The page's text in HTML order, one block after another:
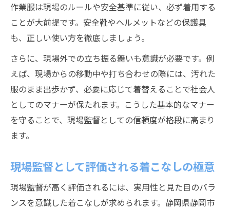
作業服は現場のルールや安全基準に従い、必ず着用する
ことが大前提です。安全靴やヘルメットなどの保護具
も、正しい使い方を徹底しましょう。
さらに、現場外での立ち振る舞いも意識が必要です。例
えば、現場からの移動中や打ち合わせの際には、汚れた
服のまま出歩かず、必要に応じて着替えることで社会人
としてのマナーが保たれます。こうした基本的なマナー
を守ることで、現場監督としての信頼度が格段に高まり
ます。
現場監督として評価される着こなしの極意
現場監督が高く評価されるには、実用性と見た目のバラ
ンスを意識した着こなしが求められます。静岡県静岡市